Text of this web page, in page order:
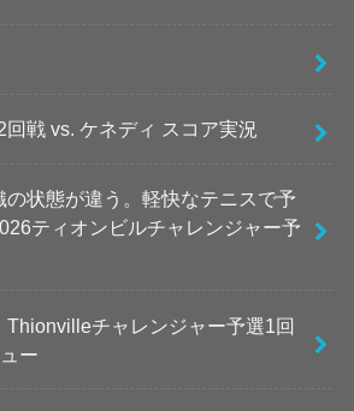
戦 vs. ケネディ スコア実況
の状態が違う。軽快なテニスで予
ティオンビルチャレンジャー予
Thionvilleチャレンジャー予選1回
ー